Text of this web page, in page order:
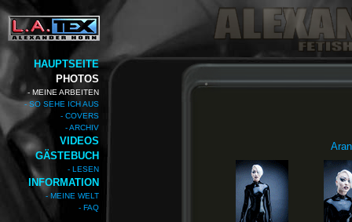
HAUPTSEITE
PHOTOS
- MEINE ARBEITEN
- SO SEHE ICH AUS
- COVERS
- ARCHIV
VIDEOS
GÄSTEBUCH
- LESEN
INFORMATION
- MEINE WELT
- FAQ